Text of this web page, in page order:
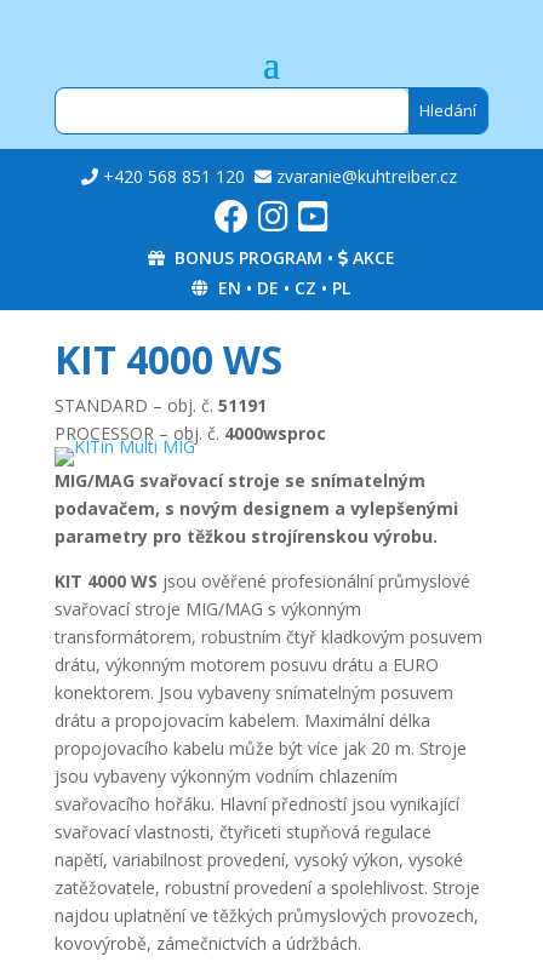
+420 568 851 120 zvaranie@kuhtreiber.cz
BONUS PROGRAM •
AKCE
EN • DE • CZ • PL
KIT 4000 WS
STANDARD – obj. č. 51191
PROCESSOR – obj. č. 4000wsproc
MIG/MAG svařovací stroje se snímatelným
podavačem, s novým designem a vylepšenými
parametry pro těžkou strojírenskou výrobu.
KIT 4000 WS jsou ověřené profesionální průmyslové
svařovací stroje MIG/MAG s výkonným
transformátorem, robustním čtyř kladkovým posuvem
drátu, výkonným motorem posuvu drátu a EURO
konektorem. Jsou vybaveny snímatelným posuvem
drátu a propojovacím kabelem. Maximální délka
propojovacího kabelu může být více jak 20 m. Stroje
jsou vybaveny výkonným vodním chlazením
svařovacího hořáku. Hlavní předností jsou vynikající
svařovací vlastnosti, čtyřiceti stupňová regulace
napětí, variabilnost provedení, vysoký výkon, vysoké
zatěžovatele, robustní provedení a spolehlivost. Stroje
najdou uplatnění ve těžkých průmyslových provozech,
kovovýrobě, zámečnictvích a údržbách.